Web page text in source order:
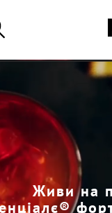
Живи на